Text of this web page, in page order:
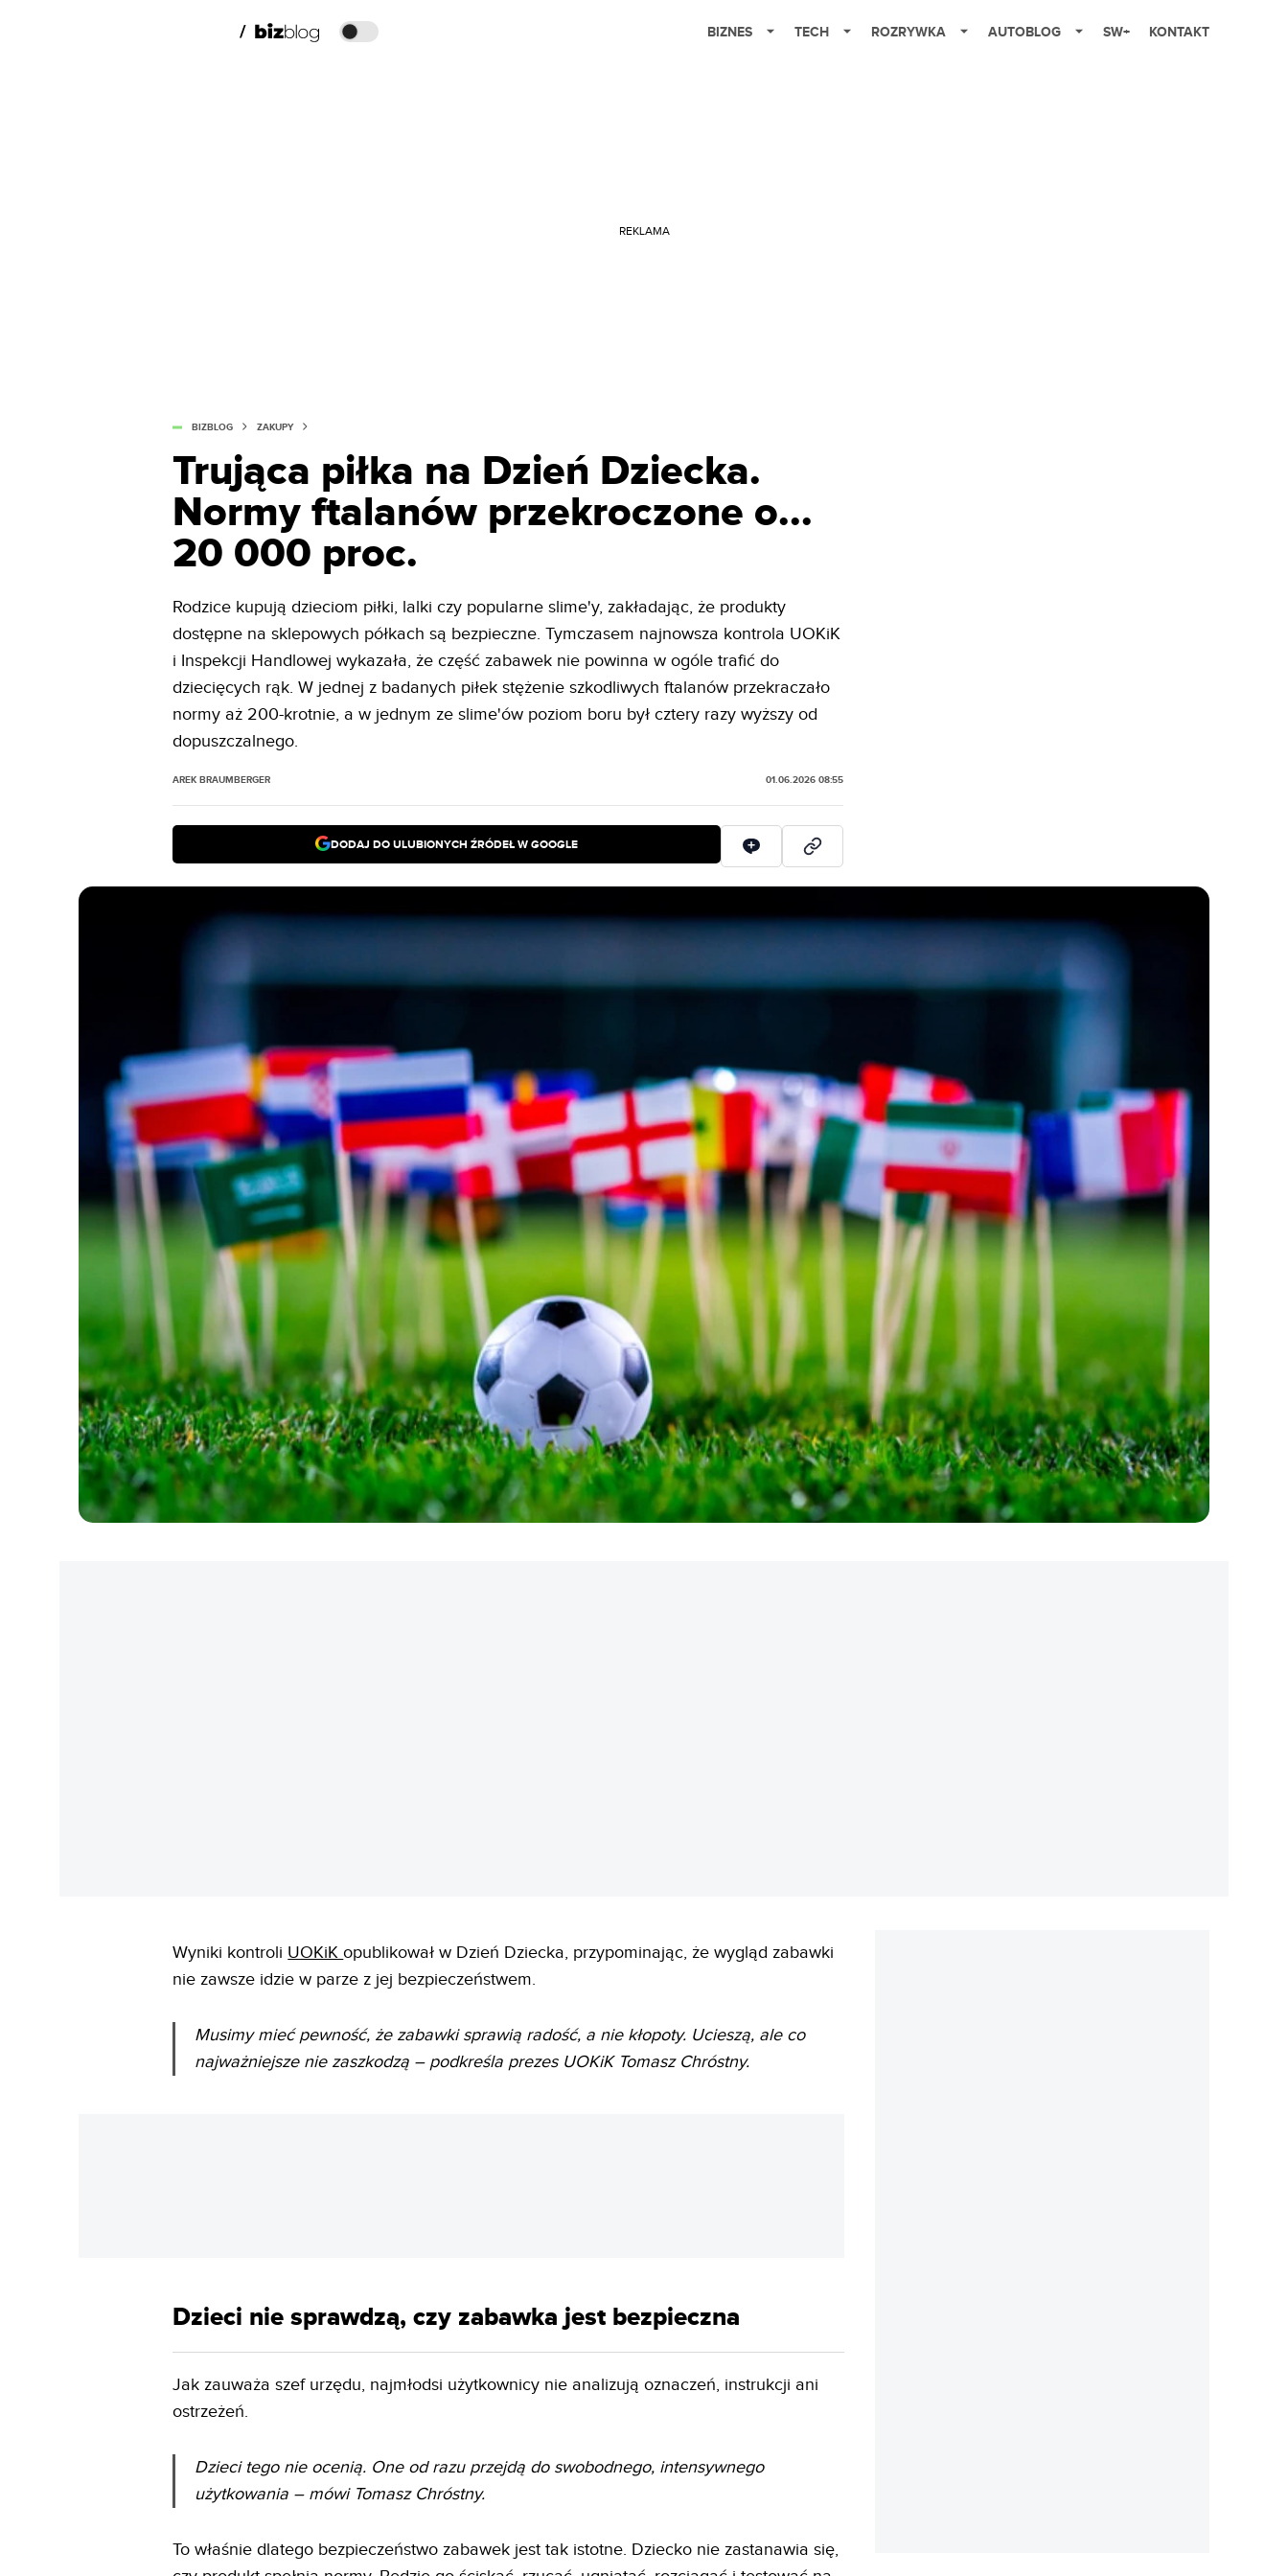
BIZNES TECH ROZRYWKA AUTOBLOG SW+ KONTAKT
REKLAMA
BIZBLOG ZAKUPY
Trująca piłka na Dzień Dziecka.
Normy ftalanów przekroczone o...
20 000 proc.
Rodzice kupują dzieciom piłki, lalki czy popularne slime'y, zakładając, że produkty
dostępne na sklepowych półkach są bezpieczne. Tymczasem najnowsza kontrola UOKiK
i Inspekcji Handlowej wykazała, że część zabawek nie powinna w ogóle trafić do
dziecięcych rąk. W jednej z badanych piłek stężenie szkodliwych ftalanów przekraczało
normy aż 200-krotnie, a w jednym ze slime'ów poziom boru był cztery razy wyższy od
dopuszczalnego.
AREK BRAUMBERGER 01.06.2026 08:55
DODAJ DO ULUBIONYCH ŹRÓDEŁ W GOOGLE
Wyniki kontroli UOKiKopublikował w Dzień Dziecka, przypominając, że wygląd zabawki
nie zawsze idzie w parze z jej bezpieczeństwem.
Musimy mieć pewność, że zabawki sprawią radość, a nie kłopoty. Ucieszą, ale co
najważniejsze nie zaszkodzą – podkreśla prezes UOKiK Tomasz Chróstny.
Dzieci nie sprawdzą, czy zabawka jest bezpieczna
Jak zauważa szef urzędu, najmłodsi użytkownicy nie analizują oznaczeń, instrukcji ani
ostrzeżeń.
Dzieci tego nie ocenią. One od razu przejdą do swobodnego, intensywnego
użytkowania – mówi Tomasz Chróstny.
To właśnie dlatego bezpieczeństwo zabawek jest tak istotne. Dziecko nie zastanawia się,